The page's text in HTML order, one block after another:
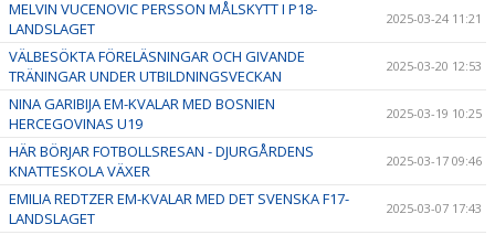
MELVIN VUCENOVIC PERSSON MÅLSKYTT I P18-
LANDSLAGET
2025-03-24 11:21
VÄLBESÖKTA FÖRELÄSNINGAR OCH GIVANDE
TRÄNINGAR UNDER UTBILDNINGSVECKAN
2025-03-20 12:53
NINA GARIBIJA EM-KVALAR MED BOSNIEN
HERCEGOVINAS U19
2025-03-19 10:25
HÄR BÖRJAR FOTBOLLSRESAN - DJURGÅRDENS
KNATTESKOLA VÄXER
2025-03-17 09:46
EMILIA REDTZER EM-KVALAR MED DET SVENSKA F17-
LANDSLAGET
2025-03-07 17:43